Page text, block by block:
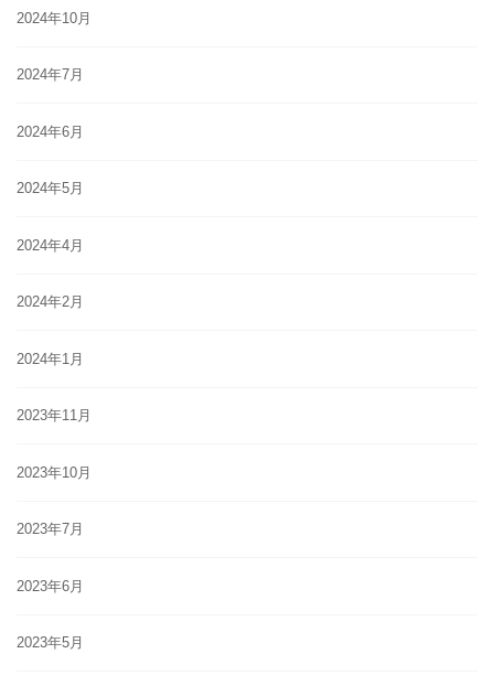
2024年10月
2024年7月
2024年6月
2024年5月
2024年4月
2024年2月
2024年1月
2023年11月
2023年10月
2023年7月
2023年6月
2023年5月